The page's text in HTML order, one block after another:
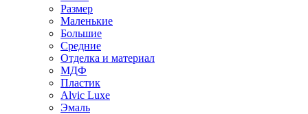
Размер
Маленькие
Большие
Средние
Отделка и материал
МДФ
Пластик
Alvic Luxe
Эмаль